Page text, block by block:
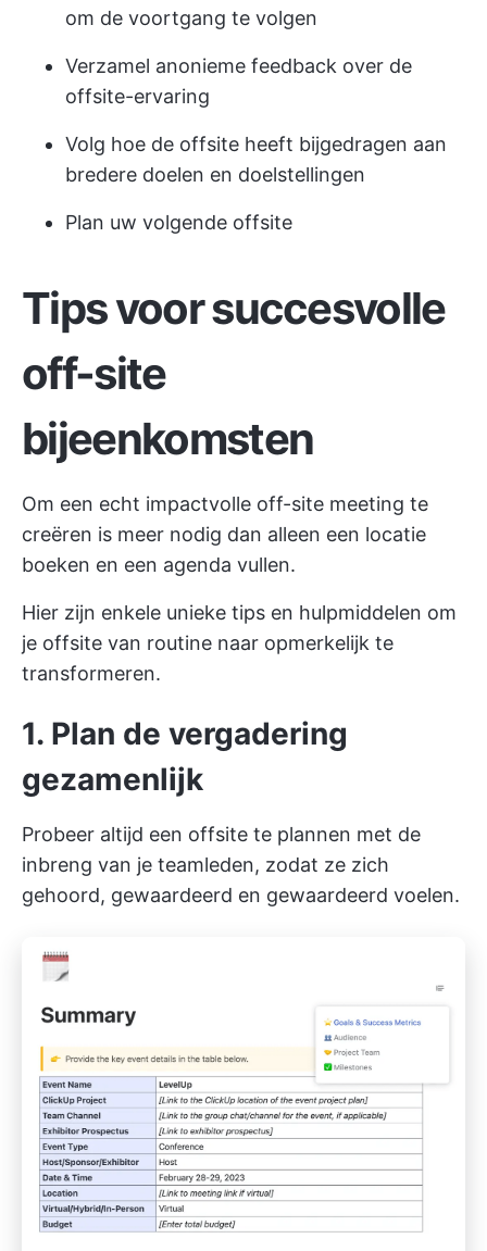
om de voortgang te volgen
Verzamel anonieme feedback over de
offsite-ervaring
Volg hoe de offsite heeft bijgedragen aan
bredere doelen en doelstellingen
Plan uw volgende offsite
Tips voor succesvolle
off-site
bijeenkomsten
Om een echt impactvolle off-site meeting te
creëren is meer nodig dan alleen een locatie
boeken en een agenda vullen.
Hier zijn enkele unieke tips en hulpmiddelen om
je offsite van routine naar opmerkelijk te
transformeren.
1. Plan de vergadering
gezamenlijk
Probeer altijd een offsite te plannen met de
inbreng van je teamleden, zodat ze zich
gehoord, gewaardeerd en gewaardeerd voelen.